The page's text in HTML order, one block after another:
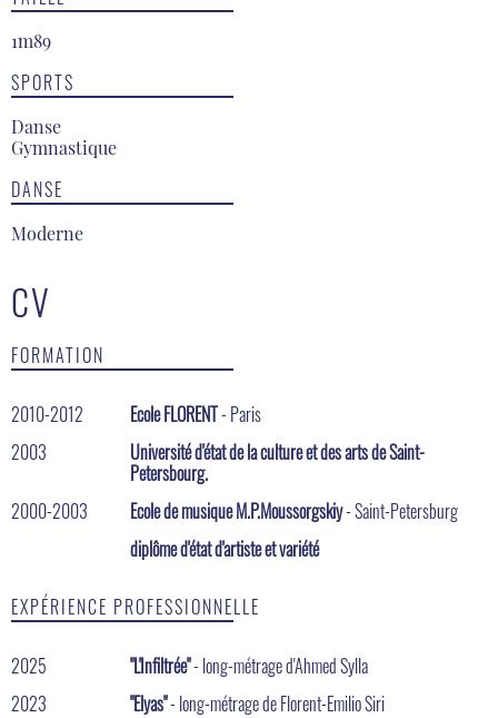
1m89
SPORTS
Danse
Gymnastique
DANSE
Moderne
CV
FORMATION
2010-2012 Ecole FLORENT- Paris
2003
Université d'état de la culture et des arts de Saint-
Petersbourg.
2000-2003
Ecole de musique M.P.Moussorgskiy- Saint-Petersburg
diplôme d'état d'artiste et variété
EXPÉRIENCE PROFESSIONNELLE
2025 "L'Infiltrée"- long-métrage d'Ahmed Sylla
2023
"Elyas"- long-métrage de Florent-Emilio Siri